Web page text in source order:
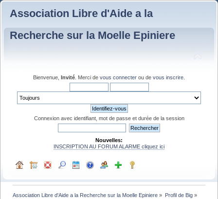
Association Libre d'Aide a la
Recherche sur la Moelle Epiniere
Bienvenue, Invité . Merci de vous connecter ou de vous inscrire
Connexion avec identifiant, mot de passe et durée de la session
Nouvelles:
INSCRIPTION AU FORUM ALARME cliquez ici
Association Libre d'Aide a la Recherche sur la Moelle Epiniere » Profil de Big»